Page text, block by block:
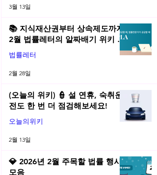
3월 13일
📚 지식재산권부터 상속제도까지,
2월 법률레터의 알짜배기 위키 모
음! | 2026년 2월 네플라 법률레터
법률레터
2월 28일
(오늘의 위키) 👮 설 연휴, 숙취운
전도 한 번 더 점검해보세요!
오늘의위키
2월 13일
💎 2026년 2월 주목할 법률 행사
모음